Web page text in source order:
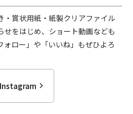
・賞状用紙・紙製クリアファイル
せをはじめ、ショート動画なども
ォロー」や「いいね」もぜひよろ
Instagram